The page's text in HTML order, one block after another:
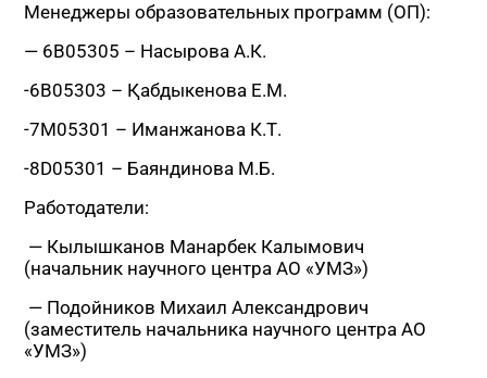
Менеджеры образовательных программ (ОП):
— 6В05305 – Насырова А.К.
-6В05303 – Қабдыкенова Е.М.
-7М05301 – Иманжанова К.Т.
-8D05301 – Баяндинова М.Б.
Работодатели:
— Кылышканов Манарбек Калымович
(начальник научного центра АО «УМЗ»)
— Подойников Михаил Александрович
(заместитель начальника научного центра АО
«УМЗ»)